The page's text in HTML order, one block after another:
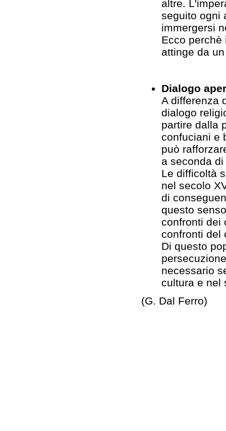
altre.
seguito ogni
immergersi
Ecco perchè
attinge da
Dialogo
A differenza
dialogo
partire dalla
confuciani e
può
a seconda
Le difficoltà
nel secolo
di
questo
confronti dei
confronti del
Di questo
necessario
cultura e nel
(G. Dal Ferro)